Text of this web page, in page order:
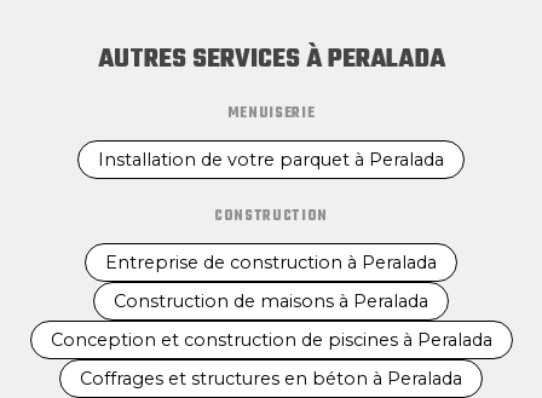
AUTRES SERVICES À PERALADA
MENUISERIE
Installation de votre parquet à Peralada
CONSTRUCTION
Entreprise de construction à Peralada
Construction de maisons à Peralada
Conception et construction de piscines à Peralada
Coffrages et structures en béton à Peralada